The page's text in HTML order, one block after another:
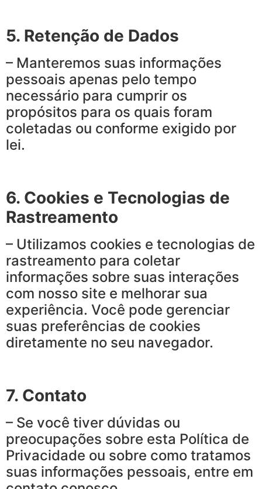
5. Retenção de Dados
– Manteremos suas informações
pessoais apenas pelo tempo
necessário para cumprir os
propósitos para os quais foram
coletadas ou conforme exigido por
lei.
6. Cookies e Tecnologias de
Rastreamento
– Utilizamos cookies e tecnologias de
rastreamento para coletar
informações sobre suas interações
com nosso site e melhorar sua
experiência. Você pode gerenciar
suas preferências de cookies
diretamente no seu navegador.
7. Contato
– Se você tiver dúvidas ou
preocupações sobre esta Política de
Privacidade ou sobre como tratamos
suas informações pessoais, entre em